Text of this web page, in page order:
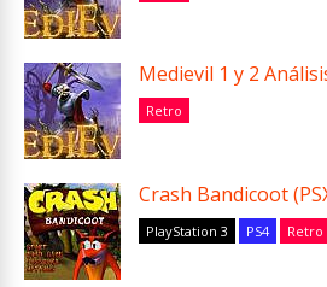
Medievil 1 y 2
Retro
Crash Bandicoot
PlayStation 3 PS4 Retro